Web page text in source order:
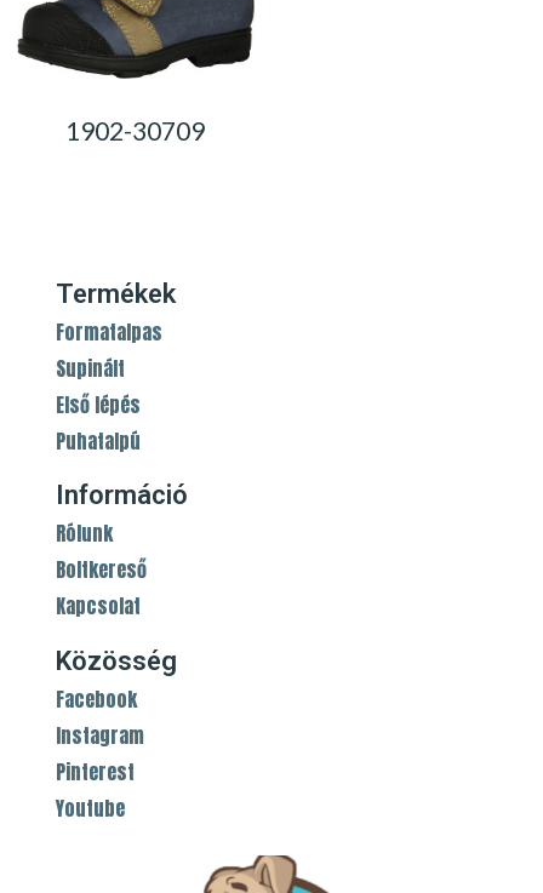
1902-30709
Termékek
Formatalpas
Supinált
Első lépés
Puhatalpú
Információ
Rólunk
Boltkereső
Kapcsolat
Közösség
Facebook
Instagram
Pinterest
Youtube